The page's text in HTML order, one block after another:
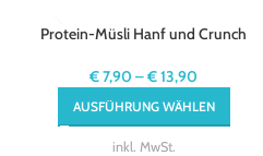
Protein-Müsli Hanf und Crunch
€7,90 –€13,90
AUSFÜHRUNG WÄHLEN
inkl. MwSt.